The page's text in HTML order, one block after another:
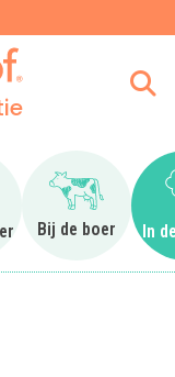
Bij het water
Bij de boer
Ga naar Bij
In